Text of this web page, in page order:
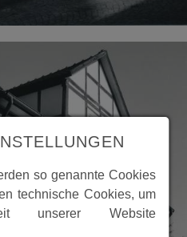
so genannte Cookies
technische Cookies, um
unserer Website